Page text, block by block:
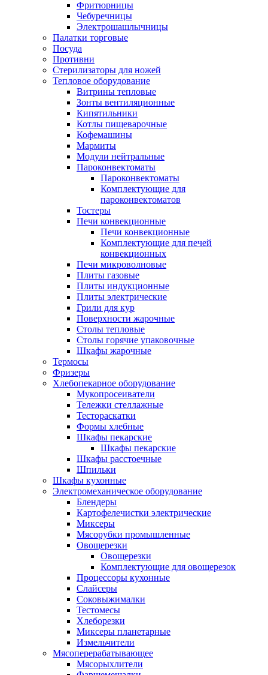
Фритюрницы
Чебуречницы
Электрошашлычницы
Палатки торговые
Посуда
Противни
Стерилизаторы для ножей
Тепловое оборудование
Витрины тепловые
Зонты вентиляционные
Кипятильники
Котлы пищеварочные
Кофемашины
Мармиты
Модули нейтральные
Пароконвектоматы
Пароконвектоматы
Комплектующие для
пароконвектоматов
Тостеры
Печи конвекционные
Печи конвекционные
Комплектующие для печей
конвекционных
Печи микроволновые
Плиты газовые
Плиты индукционные
Плиты электрические
Грили для кур
Поверхности жарочные
Столы тепловые
Столы горячие упаковочные
Шкафы жарочные
Термосы
Фризеры
Хлебопекарное оборудование
Мукопросеиватели
Тележки стеллажные
Тестораскатки
Формы хлебные
Шкафы пекарские
Шкафы пекарские
Шкафы расстоечные
Шпильки
Шкафы кухонные
Электромеханическое оборудование
Блендеры
Картофелечистки электрические
Миксеры
Мясорубки промышленные
Овощерезки
Овощерезки
Комплектующие для овощерезок
Процессоры кухонные
Слайсеры
Соковыжималки
Тестомесы
Хлеборезки
Миксеры планетарные
Измельчители
Мясоперерабатывающее
Мясорыхлители